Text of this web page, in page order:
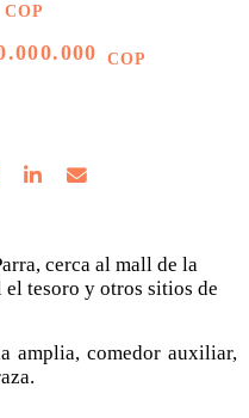
COP
COP
cerca al mall de la
tesoro y otros sitios de
amplia, comedor auxiliar,